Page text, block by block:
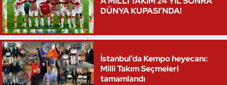
DÜNYA KUPASI’NDA!
İstanbul’da Kempo heyecanı:
Milli Takım Seçmeleri
tamamlandı
Oryantiring
Özel Sporcular
Paralimpik